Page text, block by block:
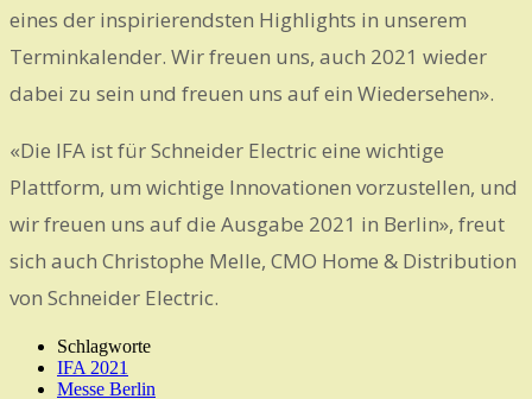
eines der inspirierendsten Highlights in unserem
Terminkalender. Wir freuen uns, auch 2021 wieder
dabei zu sein und freuen uns auf ein Wiedersehen».
«Die IFA ist für Schneider Electric eine wichtige
Plattform, um wichtige Innovationen vorzustellen, und
wir freuen uns auf die Ausgabe 2021 in Berlin», freut
sich auch Christophe Melle, CMO Home & Distribution
von Schneider Electric.
Schlagworte
IFA 2021
Messe Berlin